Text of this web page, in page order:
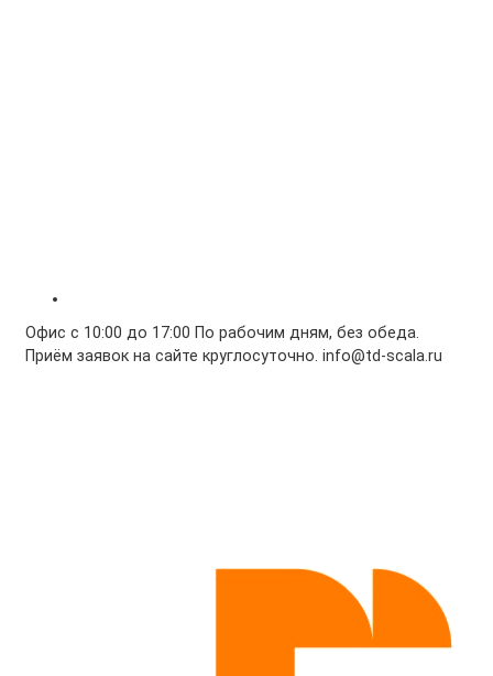
Офис с 10:00 до 17:00 По рабочим дням, без обеда.
Приём заявок на сайте круглосуточно. info@td-scala.ru